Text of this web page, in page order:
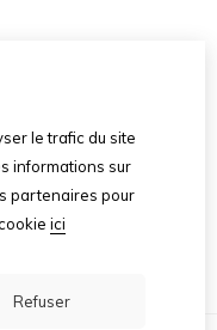
le trafic du site
informations sur
partenaires pour
ici
Refuser